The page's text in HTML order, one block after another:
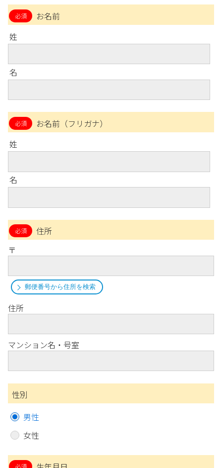
お名前
姓
名
お名前（フリガナ）
姓
名
住所
〒
郵便番号から住所を検索
住所
マンション名・号室
性別
男性
女性